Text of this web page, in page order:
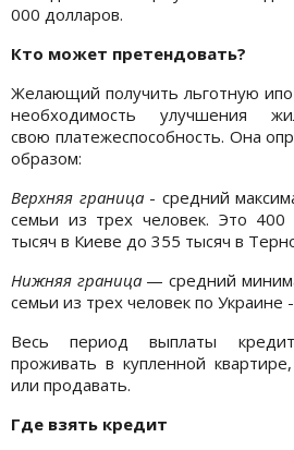
000 долларов.
Кто может претендовать?
Желающий получить льготную
необходимость улучшения
свою платежеспособность. Она
образом:
Верхняя граница- средний
семьи из трех человек. Это
тысяч в Киеве до 355 тысяч в
Нижняя граница— средний
семьи из трех человек по Украине
Весь период выплаты
проживать в купленной
или продавать.
Где взять кредит